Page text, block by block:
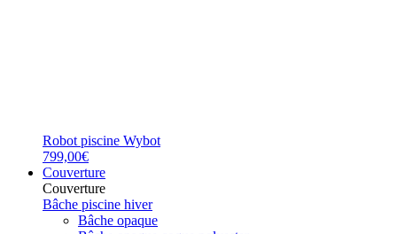
Robot piscine Wybot
799,00€
Couverture
Couverture
Bâche piscine hiver
Bâche opaque